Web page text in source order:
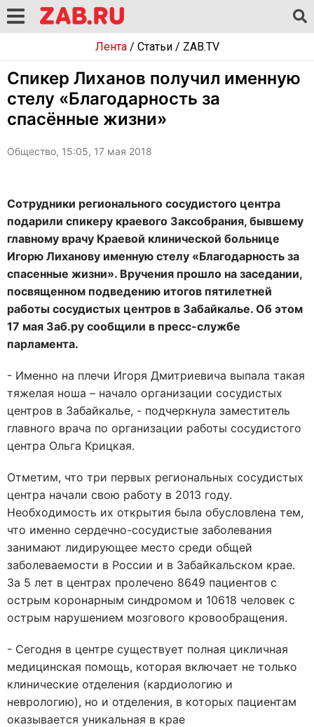
Лента/ Статьи/ ZAB.TV
Спикер Лиханов получил именную
стелу «Благодарность за
спасённые жизни»
Общество, 15:05, 17 мая 2018
Сотрудники регионального сосудистого центра
подарили спикеру краевого Заксобрания, бывшему
главному врачу Краевой клинической больнице
Игорю Лиханову именную стелу «Благодарность за
спасенные жизни». Вручения прошло на заседании,
посвященном подведению итогов пятилетней
работы сосудистых центров в Забайкалье. Об этом
17 мая Заб.ру сообщили в пресс-службе
парламента.
- Именно на плечи Игоря Дмитриевича выпала такая
тяжелая ноша – начало организации сосудистых
центров в Забайкалье, - подчеркнула заместитель
главного врача по организации работы сосудистого
центра Ольга Крицкая.
Отметим, что три первых региональных сосудистых
центра начали свою работу в 2013 году.
Необходимость их открытия была обусловлена тем,
что именно сердечно-сосудистые заболевания
занимают лидирующее место среди общей
заболеваемости в России и в Забайкальском крае.
За 5 лет в центрах пролечено 8649 пациентов с
острым коронарным синдромом и 10618 человек с
острым нарушением мозгового кровообращения.
- Сегодня в центре существует полная цикличная
медицинская помощь, которая включает не только
клинические отделения (кардиологию и
неврологию), но и отделения, в которых пациентам
оказывается уникальная в крае